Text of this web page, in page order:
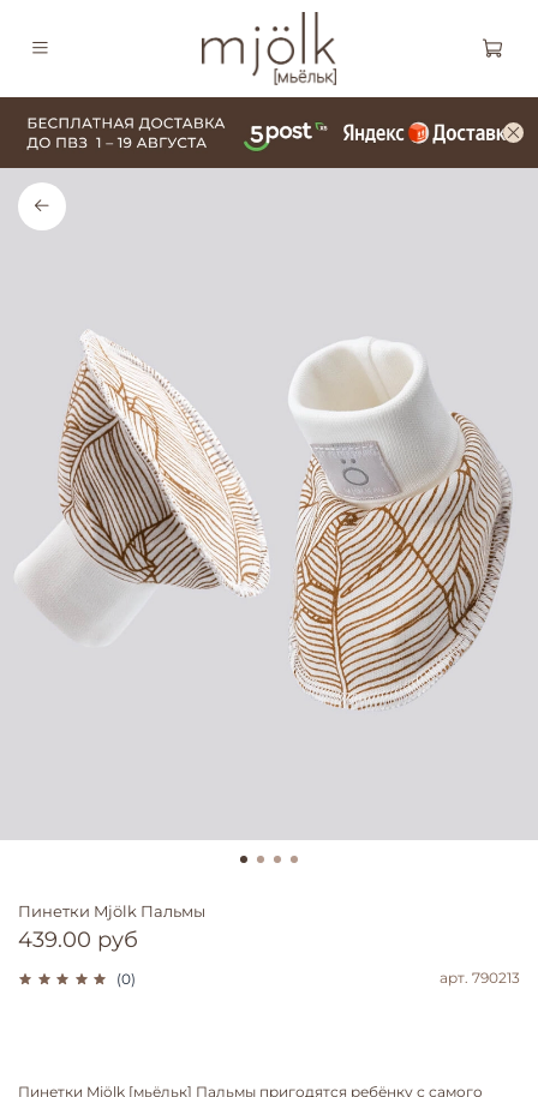
(0) арт. 790213
Пинетки Mjölk Пальмы
439.00 руб
Пинетки Mjölk [мьёльк] Пальмы пригодятся ребёнку с самого